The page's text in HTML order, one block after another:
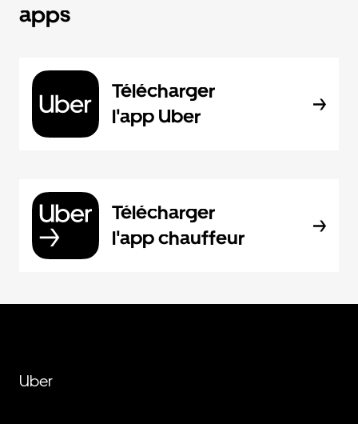
apps
Télécharger
l'app Uber
Télécharger
l'app chauffeur
Uber